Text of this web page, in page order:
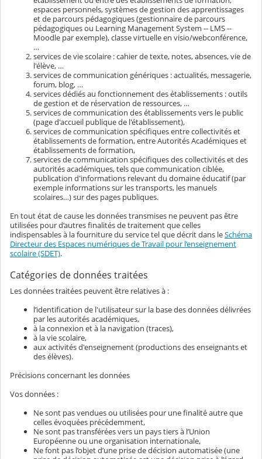
espaces personnels, systèmes de gestion des apprentissages
et de parcours pédagogiques (gestionnaire de parcours
pédagogiques ou Learning Management System -- LMS --
Moodle par exemple), classe virtuelle en visio/webconférence,
…
services de vie scolaire : cahier de texte, notes, absences, vie de
l'élève, …
services de communication génériques : actualités, messagerie,
forum, blog, …
services dédiés au fonctionnement des établissements : outils
de gestion et de réservation de ressources, …
services de communication des établissements vers le public
(page d'accueil publique de l'établissement),
services de communication spécifiques entre collectivités et
établissements de formation, entre Autorités Académiques et
établissements de formation,
services de communication spécifiques des collectivités et des
autorités académiques, tels que communication ciblée,
publication d'informations relevant du domaine éducatif (par
exemple informations sur les transports, les manuels
scolaires…) sur des pages publiques.
En tout état de cause les données transmises ne peuvent pas être
utilisées pour d’autres finalités de traitement que celles
indispensables à la fourniture du service tel que décrit dans leSchéma
Directeur des Espaces numériques de Travail pour l’enseignement
scolaire (SDET).
Catégories de données traitées
Les données traitées peuvent être relatives à :
l’identification de l'utilisateur sur la base des données délivrées
par les autorités académiques,
à la connexion et à la navigation (traces),
à la vie scolaire,
aux activités d'enseignement (productions des enseignants et
des élèves).
Précisions concernant les données
Vos données :
Ne sont pas vendues ou utilisées pour une finalité autre que
celles évoquées précédemment,
Ne sont pas transférées vers un pays tiers à l’Union
Européenne ou une organisation internationale,
Ne font pas l’objet d’une prise de décision automatisée (une